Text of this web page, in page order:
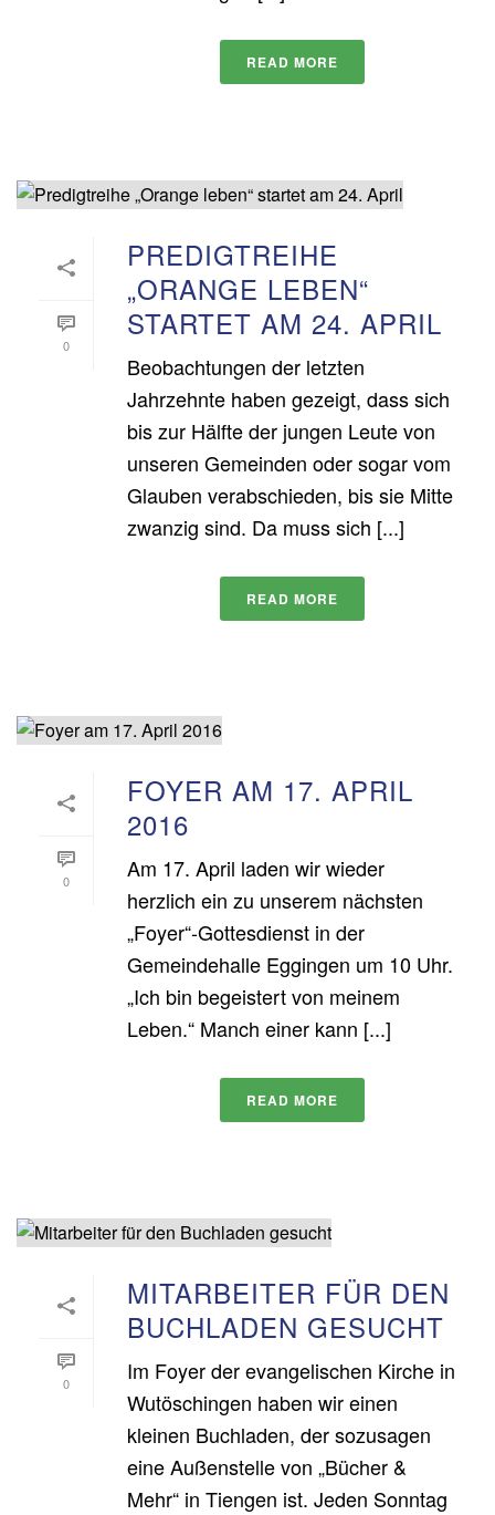
READ MORE
0
PREDIGTREIHE
„ORANGE LEBEN“
STARTET AM 24. APRIL
Beobachtungen der letzten
Jahrzehnte haben gezeigt, dass sich
bis zur Hälfte der jungen Leute von
unseren Gemeinden oder sogar vom
Glauben verabschieden, bis sie Mitte
zwanzig sind. Da muss sich [...]
READ MORE
0
FOYER AM 17. APRIL
2016
Am 17. April laden wir wieder
herzlich ein zu unserem nächsten
„Foyer“-Gottesdienst in der
Gemeindehalle Eggingen um 10 Uhr.
„Ich bin begeistert von meinem
Leben.“ Manch einer kann [...]
READ MORE
0
MITARBEITER FÜR DEN
BUCHLADEN GESUCHT
Im Foyer der evangelischen Kirche in
Wutöschingen haben wir einen
kleinen Buchladen, der sozusagen
eine Außenstelle von „Bücher &
Mehr“ in Tiengen ist. Jeden Sonntag